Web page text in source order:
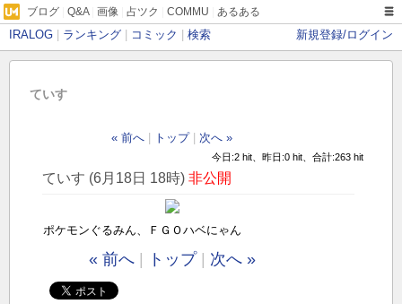
ブログ Q&A| 画像 占ツク COMMU あるある
IRALOG ランキング コミック 検索 新規登録/ログイン
ていす
« 前へ トップ 次へ »
今日:2 hit、昨日:0 hit、合計:263 hit
ていす (6月18日 18時) 非公開
ポケモンぐるみん、ＦＧＯハベにゃん
« 前へ トップ 次へ »